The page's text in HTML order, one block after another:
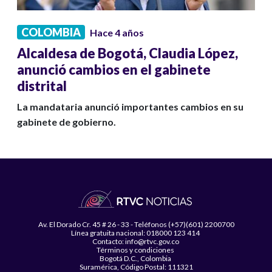
COLOMBIA Hace 4 años
Alcaldesa de Bogotá, Claudia López,
anunció cambios en el gabinete
distrital
La mandataria anunció importantes cambios en su
gabinete de gobierno.
Av. El Dorado Cr. 45 # 26 - 33 - Teléfonos (+57)(601) 2200700
Línea gratuita nacional: 018000 123 414
Contacto: info@rtvc.gov.co
Términos y condiciones
Bogotá D.C., Colombia
Suramérica, Código Postal: 111321